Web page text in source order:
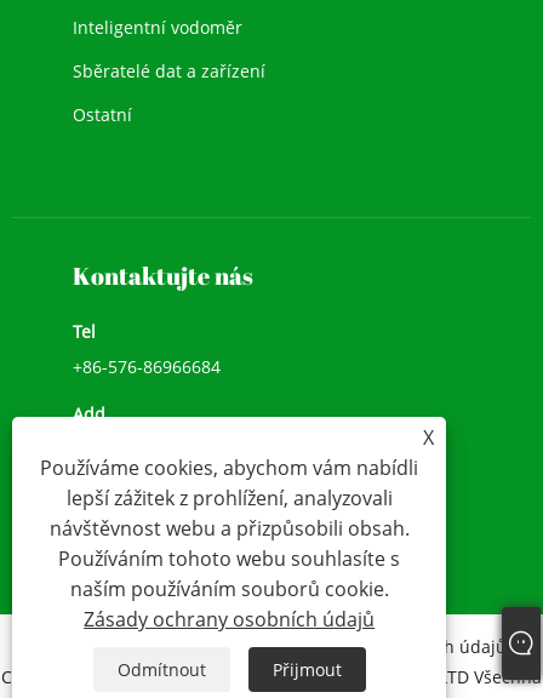
Inteligentní vodoměr
Sběratelé dat a zařízení
Ostatní
Kontaktujte nás
Tel
+86-576-86966684
Add
NO.1039, JIULONG AVENUE, CHENGXI STREET,
WENLING,ZHEJIANG, ČÍNA(317500)
E-mailem
sales@younio.com
Zásady ochrany osobních údajů
Copyright 2020 WENLING YOUNIO WATER METER CO., LTD Všechna
X
Používáme cookies, abychom vám nabídli
lepší zážitek z prohlížení, analyzovali
návštěvnost webu a přizpůsobili obsah.
Používáním tohoto webu souhlasíte s
naším používáním souborů cookie.
Zásady ochrany osobních údajů
Odmítnout Přijmout